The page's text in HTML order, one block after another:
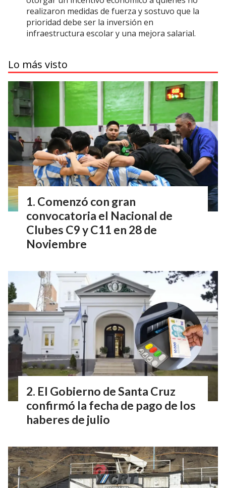
realizaron medidas de fuerza y sostuvo que la
prioridad debe ser la inversión en
infraestructura escolar y una mejora salarial.
Lo más visto
Comenzó con gran
convocatoria el Nacional de
Clubes C9 y C11 en 28 de
Noviembre
El Gobierno de Santa Cruz
confirmó la fecha de pago de los
haberes de julio